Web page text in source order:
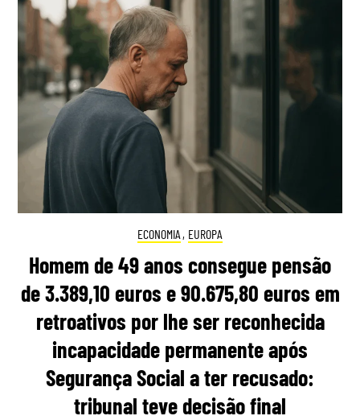
ECONOMIA , EUROPA
Homem de 49 anos consegue pensão
de 3.389,10 euros e 90.675,80 euros em
retroativos por lhe ser reconhecida
incapacidade permanente após
Segurança Social a ter recusado:
tribunal teve decisão final